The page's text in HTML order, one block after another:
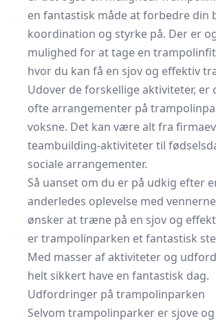
en fantastisk måde at forbedre din
koordination og styrke på. Der er
mulighed for at tage en
hvor du kan få en sjov og effektiv
Udover de forskellige aktiviteter, er
ofte arrangementer på
voksne. Det kan være alt fra
teambuilding-aktiviteter til
sociale arrangementer.
Så uanset om du er på udkig efter
anderledes oplevelse med
ønsker at træne på en sjov og
er trampolinparken et fantastisk
Med masser af aktiviteter og
helt sikkert have en fantastisk dag.
Udfordringer på trampolinparken
Selvom trampolinparker er sjove og